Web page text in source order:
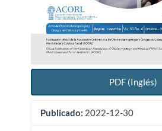
PDF (Inglés)
Publicado: 2022-12-30